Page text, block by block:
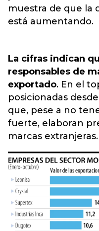
muestra de que la
está aumentando.
La cifras indican
responsables de
exportado. En el
posicionadas
que, pese a no
fuerte, elaboran
marcas extranjeras.